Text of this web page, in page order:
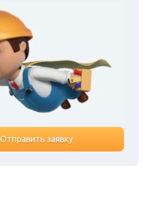
Отправить заявку